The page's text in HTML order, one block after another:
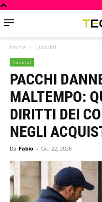
Home Tutorial
Tutorial
PACCHI
MALTEMPO:
DIRITTI DEI
NEGLI
Da Fabio - Giu 22, 2026